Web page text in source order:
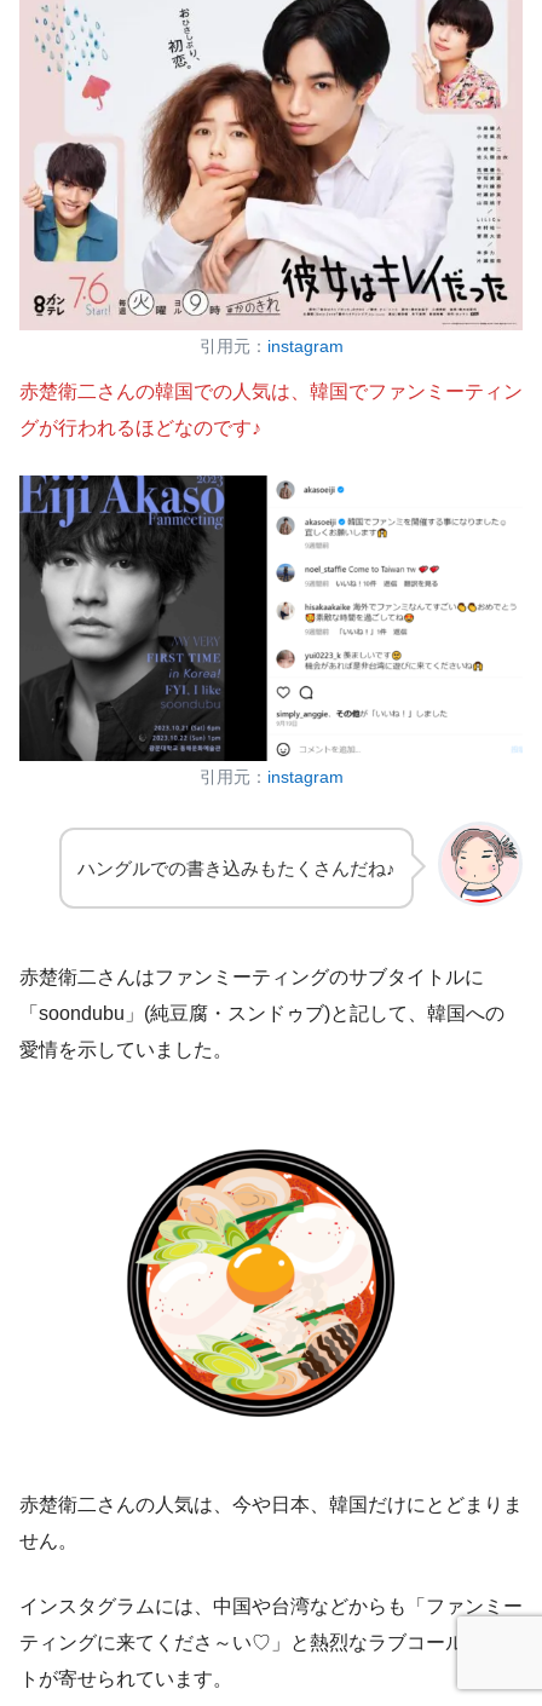
引用元： instagram
赤楚衛二さんの韓国での人気は、韓国でファンミーティン
グが行われるほどなのです♪
引用元： instagram
ハングルでの書き込みもたくさんだね♪
赤楚衛二さんはファンミーティングのサブタイトルに
「soondubu」(純豆腐・スンドゥブ)と記して、韓国への
愛情を示していました。
赤楚衛二さんの人気は、今や日本、韓国だけにとどまりま
せん。
インスタグラムには、中国や台湾などからも「ファンミー
ティングに来てくださ～い♡」と熱烈なラブコールコメン
トが寄せられています。